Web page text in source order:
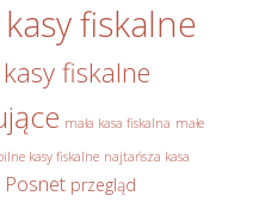
kasy fiskalne
kasy fiskalne
mała kasa fiskalna małe
kasy fiskalne najtańsza kasa
Posnet przegląd